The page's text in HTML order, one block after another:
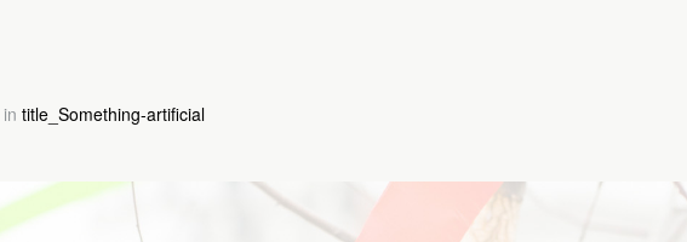
in title_Something-artificial